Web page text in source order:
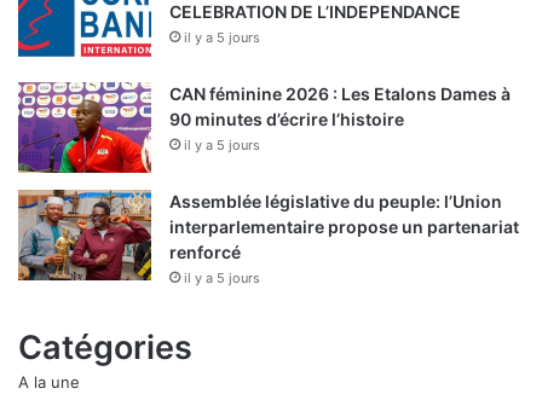
CELEBRATION DE L’INDEPENDANCE
il y a 5 jours
CAN féminine 2026 : Les Etalons Dames à
90 minutes d’écrire l’histoire
il y a 5 jours
Assemblée législative du peuple: l’Union
interparlementaire propose un partenariat
renforcé
il y a 5 jours
Catégories
A la une